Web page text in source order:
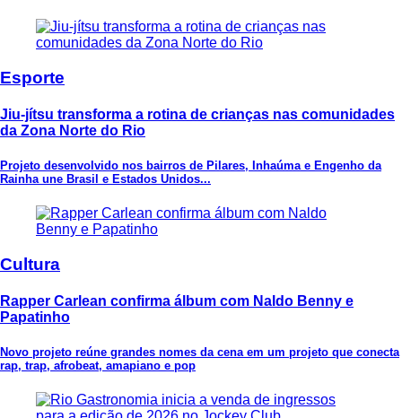
Esporte
Jiu-jítsu transforma a rotina de crianças nas comunidades
da Zona Norte do Rio
Projeto desenvolvido nos bairros de Pilares, Inhaúma e Engenho da
Rainha une Brasil e Estados Unidos...
Cultura
Rapper Carlean confirma álbum com Naldo Benny e
Papatinho
Novo projeto reúne grandes nomes da cena em um projeto que conecta
rap, trap, afrobeat, amapiano e pop